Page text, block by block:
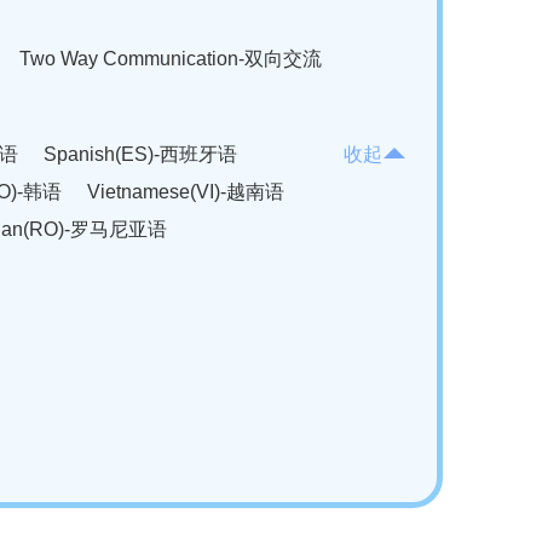
Two Way Communication-双向交流
Spanish(ES)-西班牙语
韩语
Vietnamese(VI)-越南语
罗马尼亚语
收起